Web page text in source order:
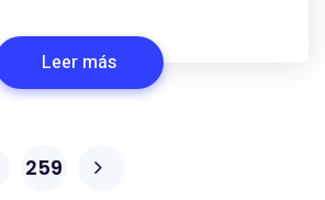
Leer más
259